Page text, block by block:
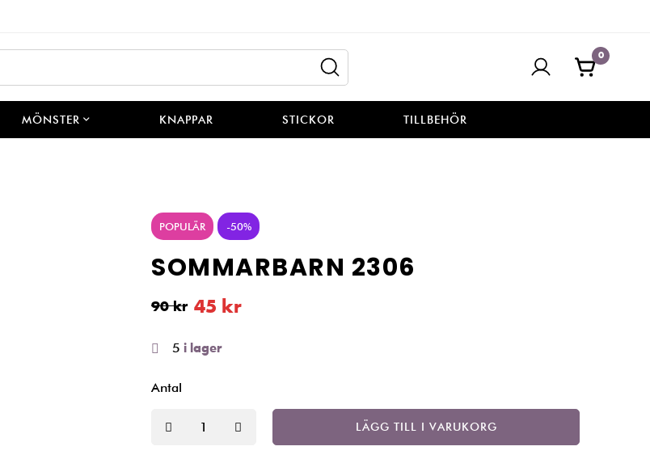
0
MÖNSTER KNAPPAR STICKOR TILLBEHÖR
POPULÄR -50%
SOMMARBARN 2306
90kr 45 kr
5 i lager
Antal
LÄGG TILL I VARUKORG